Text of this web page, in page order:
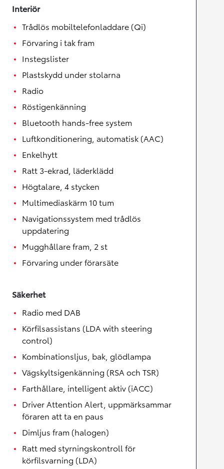
Interiör
Trådlös mobiltelefonladdare (Qi)
Förvaring i tak fram
Instegslister
Plastskydd under stolarna
Radio
Röstigenkänning
Bluetooth hands-free system
Luftkonditionering, automatisk (AAC)
Enkelhytt
Ratt 3-ekrad, läderklädd
Högtalare, 4 stycken
Multimediaskärm 10 tum
Navigationssystem med trådlös
uppdatering
Mugghållare fram, 2 st
Förvaring under förarsäte
Säkerhet
Radio med DAB
Körfilsassistans (LDA with steering
control)
Kombinationsljus, bak, glödlampa
Vägskyltsigenkänning (RSA och TSR)
Farthållare, intelligent aktiv (iACC)
Driver Attention Alert, uppmärksammar
föraren att ta en paus
Dimljus fram (halogen)
Ratt med styrningskontroll för
körfilsvarning (LDA)